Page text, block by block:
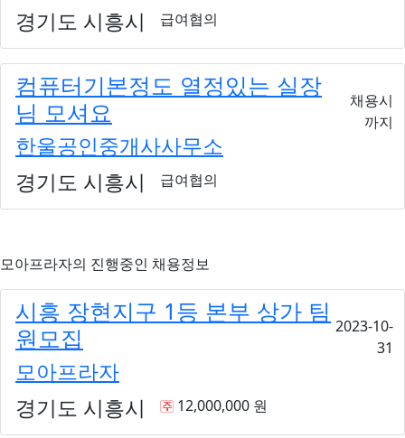
경기도 시흥시 급여협의
컴퓨터기본정도 열정있는 실장
님 모셔요
한울공인중개사사무소
채용시
까지
경기도 시흥시 급여협의
모아프라자의 진행중인 채용정보
시흥 장현지구 1등 본부 상가 팀
원모집
모아프라자
2023-10-
31
경기도 시흥시 12,000,000 원